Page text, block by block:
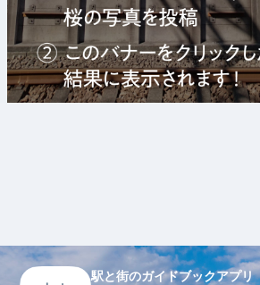
駅と街のガイドブックアプリ